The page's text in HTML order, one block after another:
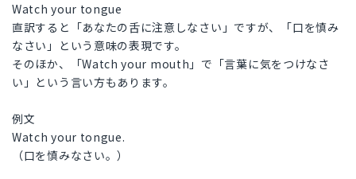
Watch your tongue
直訳すると「あなたの舌に注意しなさい」ですが、「口を慎み
なさい」という意味の表現です。
そのほか、「Watch your mouth」で「言葉に気をつけなさ
い」という言い方もあります。
例文
Watch your tongue.
（口を慎みなさい。）